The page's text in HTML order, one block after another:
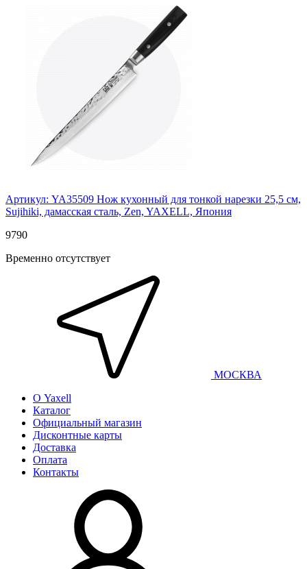
Артикул: YA35509 Нож кухонный для тонкой нарезки 25,5 см,
Sujihiki, дамасская сталь, Zen, YAXELL, Япония
9790
Временно отсутствует
МОСКВА
О Yaxell
Каталог
Официальный магазин
Дисконтные карты
Доставка
Оплата
Контакты